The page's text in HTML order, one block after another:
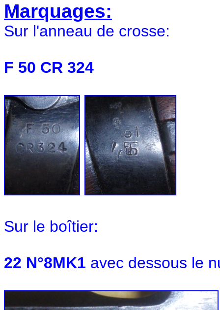
Marquages:
Sur l'anneau de crosse:
F 50 CR 324
Sur le boîtier:
22 N°8MK1 avec dessous le